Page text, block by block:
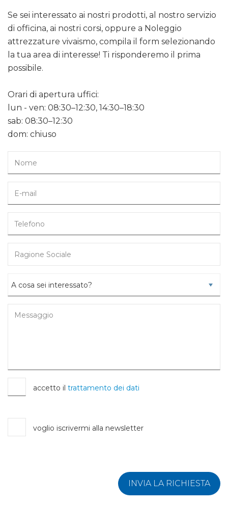
Se sei interessato ai nostri prodotti, al nostro servizio
di officina, ai nostri corsi, oppure a Noleggio
attrezzature vivaismo, compila il form selezionando
la tua area di interesse! Ti risponderemo il prima
possibile.
Orari di apertura uffici:
lun - ven: 08:30–12:30, 14:30–18:30
sab: 08:30–12:30
dom: chiuso
accetto il trattamento dei dati
voglio iscrivermi alla newsletter
INVIA LA RICHIESTA